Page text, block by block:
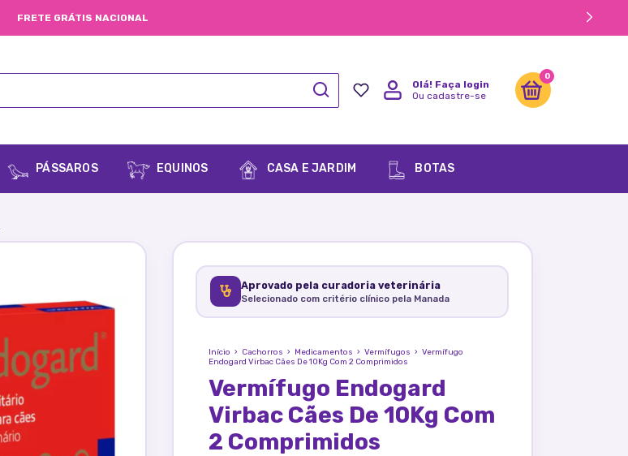
FRETE GRÁTIS NACIONAL
Olá! Faça login
Ou cadastre-se
0
PÁSSAROS EQUINOS CASA E JARDIM BOTAS
Aprovado pela curadoria veterinária
Selecionado com critério clínico pela Manada
Início › Cachorros › Medicamentos › Vermífugos › Vermífugo
Endogard Virbac Cães De 10Kg Com 2 Comprimidos
Vermífugo Endogard
Virbac Cães De 10Kg Com
2 Comprimidos